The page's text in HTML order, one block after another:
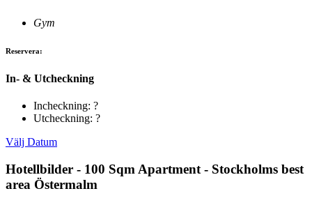
Gym
Reservera:
In- & Utcheckning
Incheckning: ?
Utcheckning: ?
Välj Datum
Hotellbilder - 100 Sqm Apartment - Stockholms best
area Östermalm